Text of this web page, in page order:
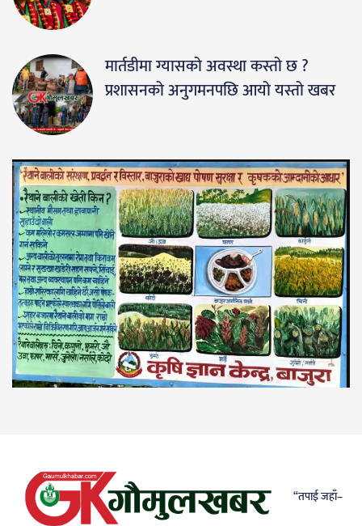
मार्तडीमा ग्यासको अवस्था कस्तो छ ?
प्रशासनको अनुगमनपछि आयो यस्तो खबर
“तपाई जहाँ–